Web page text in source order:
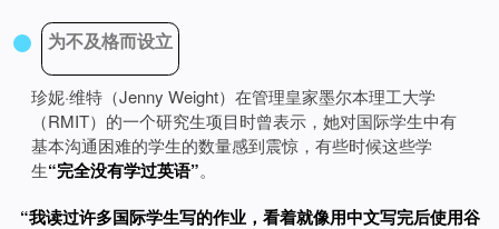
为不及格而设立
珍妮·维特（Jenny Weight）在管理皇家墨尔本理工大学
（RMIT）的一个研究生项目时曾表示，她对国际学生中有
基本沟通困难的学生的数量感到震惊，有些时候这些学
生“完全没有学过英语”。
“我读过许多国际学生写的作业，看着就像用中文写完后使用谷